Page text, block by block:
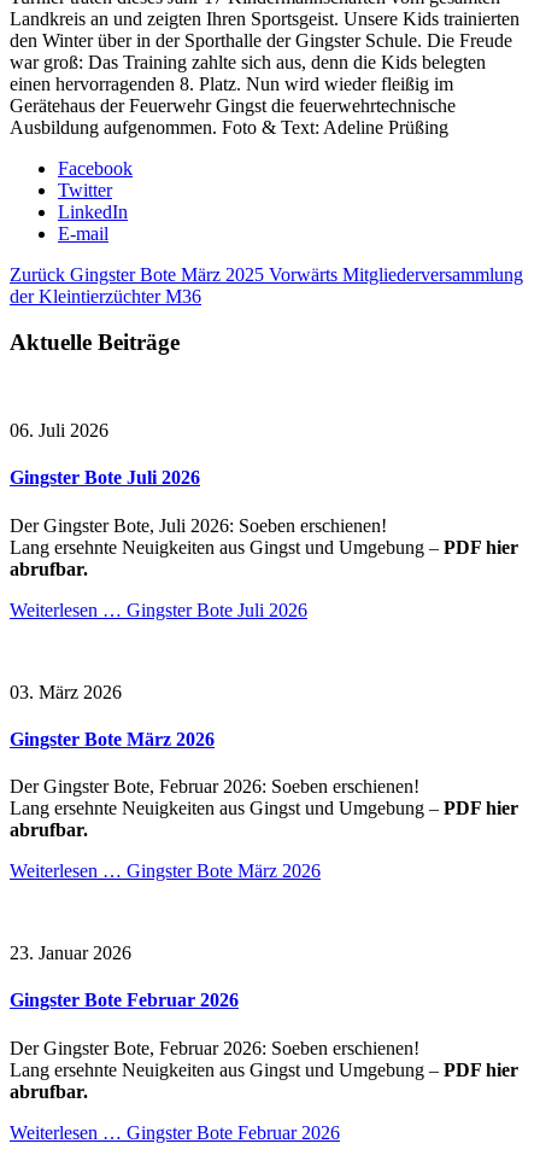
Landkreis an und zeigten Ihren Sportsgeist. Unsere Kids trainierten
den Winter über in der Sporthalle der Gingster Schule. Die Freude
war groß: Das Training zahlte sich aus, denn die Kids belegten
einen hervorragenden 8. Platz. Nun wird wieder fleißig im
Gerätehaus der Feuerwehr Gingst die feuerwehrtechnische
Ausbildung aufgenommen. Foto & Text: Adeline Prüßing
Facebook
Twitter
LinkedIn
E-mail
Zurück Gingster Bote März 2025 Vorwärts Mitgliederversammlung
der Kleintierzüchter M36
Aktuelle Beiträge
06. Juli 2026
Gingster Bote Juli 2026
Der Gingster Bote, Juli 2026: Soeben erschienen!
Lang ersehnte Neuigkeiten aus Gingst und Umgebung – PDF hier
abrufbar.
Weiterlesen … Gingster Bote Juli 2026
03. März 2026
Gingster Bote März 2026
Der Gingster Bote, Februar 2026: Soeben erschienen!
Lang ersehnte Neuigkeiten aus Gingst und Umgebung – PDF hier
abrufbar.
Weiterlesen … Gingster Bote März 2026
23. Januar 2026
Gingster Bote Februar 2026
Der Gingster Bote, Februar 2026: Soeben erschienen!
Lang ersehnte Neuigkeiten aus Gingst und Umgebung – PDF hier
abrufbar.
Weiterlesen … Gingster Bote Februar 2026